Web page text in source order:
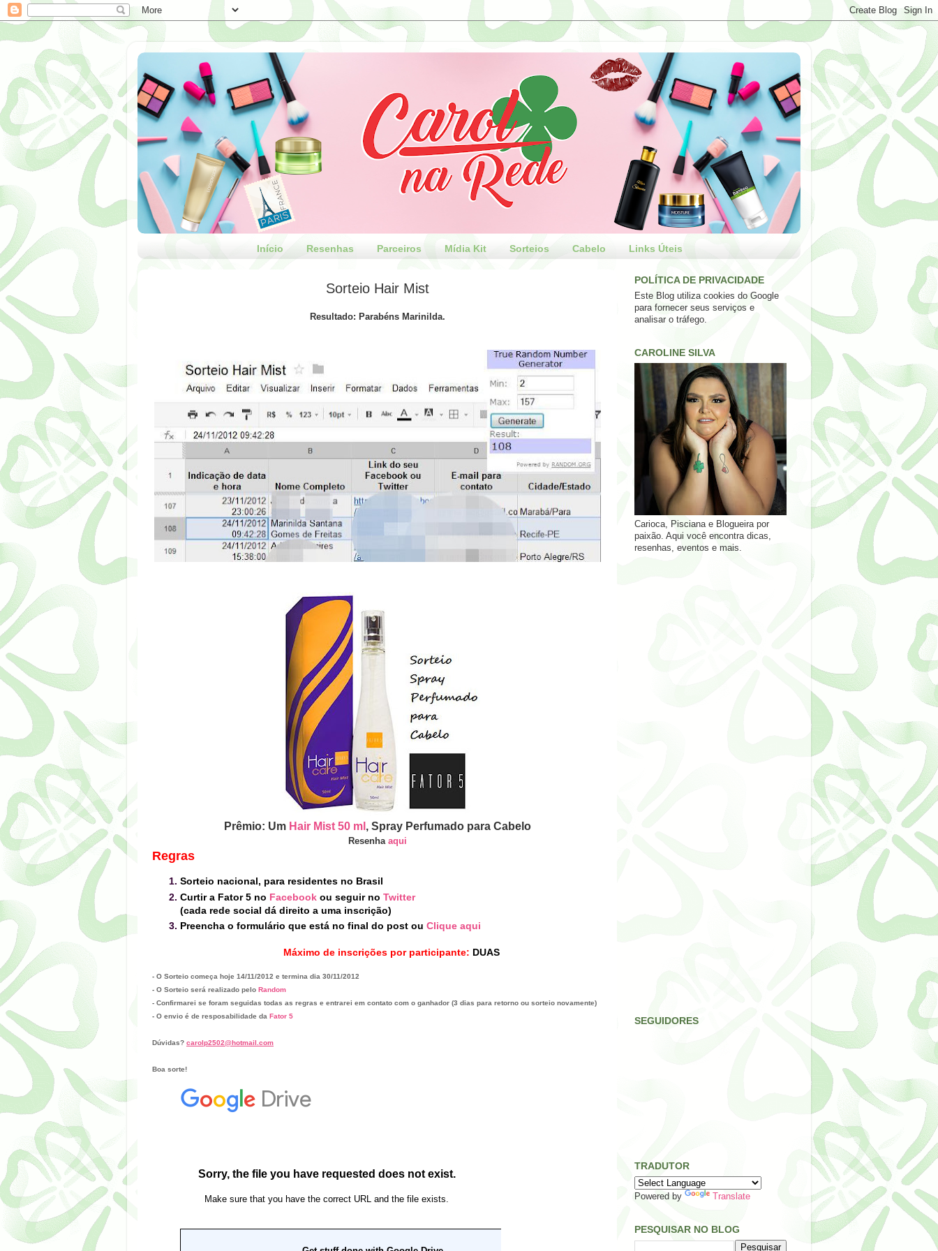
Início Resenhas Parceiros Mídia Kit Sorteios Cabelo Links Úteis
Sorteio Hair Mist
Resultado: Parabéns Marinilda.
Prêmio: Um Hair Mist50 ml , Spray Perfumado para Cabelo
Resenha aqui
Regras
Sorteio nacional, para residentes no Brasil
Curtir a Fator 5 no Facebook ou seguir no Twitter
(cada rede social dá direito a uma inscrição)
Preencha o formulário que está no final do post ou Clique aqui
Máximo de inscrições por participante: DUAS
- O Sorteio começa hoje 14/11/2012 e termina dia 30/11/2012
- O Sorteio será realizado pelo Random
- Confirmarei se foram seguidas todas as regras e entrarei em contato com o ganhador (3 dias para retorno ou sorteio novamente)
- O envio é de resposabilidade da Fator 5
Dúvidas? carolp2502@hotmail.com
Boa sorte!
POLÍTICA DE PRIVACIDADE
Este Blog utiliza cookies do Google
para fornecer seus serviços e
analisar o tráfego.
CAROLINE SILVA
Carioca, Pisciana e Blogueira por
paixão. Aqui você encontra dicas,
resenhas, eventos e mais.
SEGUIDORES
TRADUTOR
Powered by Translate
PESQUISAR NO BLOG